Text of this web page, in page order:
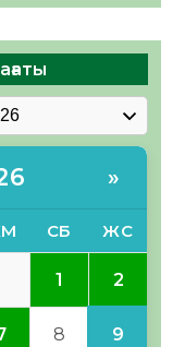
»
СБ ЖС
1 2
8 9